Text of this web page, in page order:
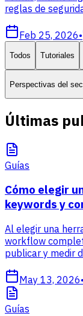
reglas de
Feb 25, 2026•
Todos Tutoriales
Perspectivas del
Últimas
Guías
Cómo elegir
keywords y
Al elegir una
workflow
publicar y medir
May 13, 2026•
Guías